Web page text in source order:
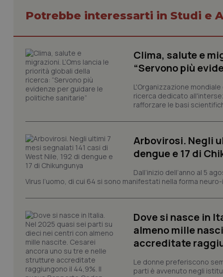
Potrebbe interessarti in Studi e
Clima, salute e
“Servono più
L'Organizzazione
ricerca dedicato
rafforzare le basi
Arbovirosi. Negli
dengue e 17 di
Dall’inizio dell’anno al 5
Virus l’uomo, di cui 64 si sono manifestati nella forma neuro-
Dove si nasce in
almeno mille
accreditate
Le donne preferiscono
parti è avvenuto negli
I cookie necessari
e l'accesso alle aree
Nome
CookieScriptConsent
tracking-enable
tracking-sites-
session-id
_ga